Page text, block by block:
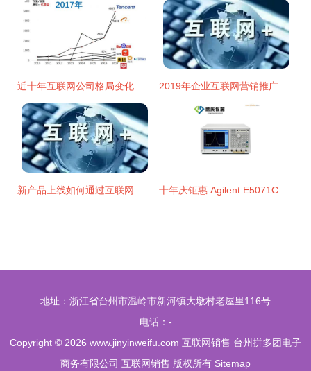
近十年互联网公司格局变化与销售模式的演进 2019年企业互联网营销推广新方法 互联网销售变革之路
新产品上线如何通过互联网营销推广实现高效销售 十年庆钜惠 Agilent E5071C网络分析仪——金属结构企业的精测利刃
地址：浙江省台州市温岭市新河镇大墩村老屋里116号
电话：-
Copyright © 2026 www.jinyinweifu.com 互联网销售 台州拼多团电子
商务有限公司 互联网销售 版权所有 Sitemap